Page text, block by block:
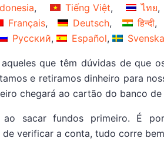
Tiếng Việt ไทย
Français Deutsch हिन्दी
Русский Español Svenska
que têm dúvidas de que
e retiramos dinheiro para
chegará ao cartão do banco
ao sacar fundos primeiro. É
verificar a conta, tudo corre